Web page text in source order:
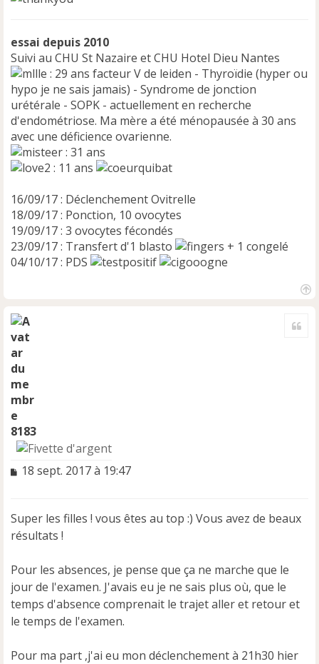
essai depuis 2010
Suivi au CHU St Nazaire et CHU Hotel Dieu Nantes
: 29 ans facteur V de leiden - Thyroïdie (hyper ou
hypo je ne sais jamais) - Syndrome de jonction
urétérale - SOPK - actuellement en recherche
d'endométriose. Ma mère a été ménopausée à 30 ans
avec une déficience ovarienne.
: 31 ans
: 11 ans
16/09/17 : Déclenchement Ovitrelle
18/09/17 : Ponction, 10 ovocytes
19/09/17 : 3 ovocytes fécondés
23/09/17 : Transfert d'1 blasto
+ 1 congelé
04/10/17 : PDS
8183
M
a
g
n
o
n
l
u
18 sept. 2017 à 19:47
Super les filles ! vous êtes au top :) Vous avez de beaux
résultats !
Pour les absences, je pense que ça ne marche que le
jour de l'examen. J'avais eu je ne sais plus où, que le
temps d'absence comprenait le trajet aller et retour et
le temps de l'examen.
Pour ma part ,j'ai eu mon déclenchement à 21h30 hier